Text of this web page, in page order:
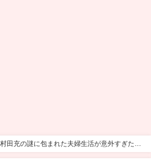
田充の謎に包まれた夫婦生活が意外すぎた
倫!?】